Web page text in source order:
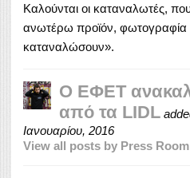
Καλούνται οι καταναλωτές,
ανωτέρω προϊόν, φωτογραφία
καταναλώσουν».
Ο ΕΦΕΤ
από τα LIDL
Ιανουαρίου, 2016
View all posts by Press